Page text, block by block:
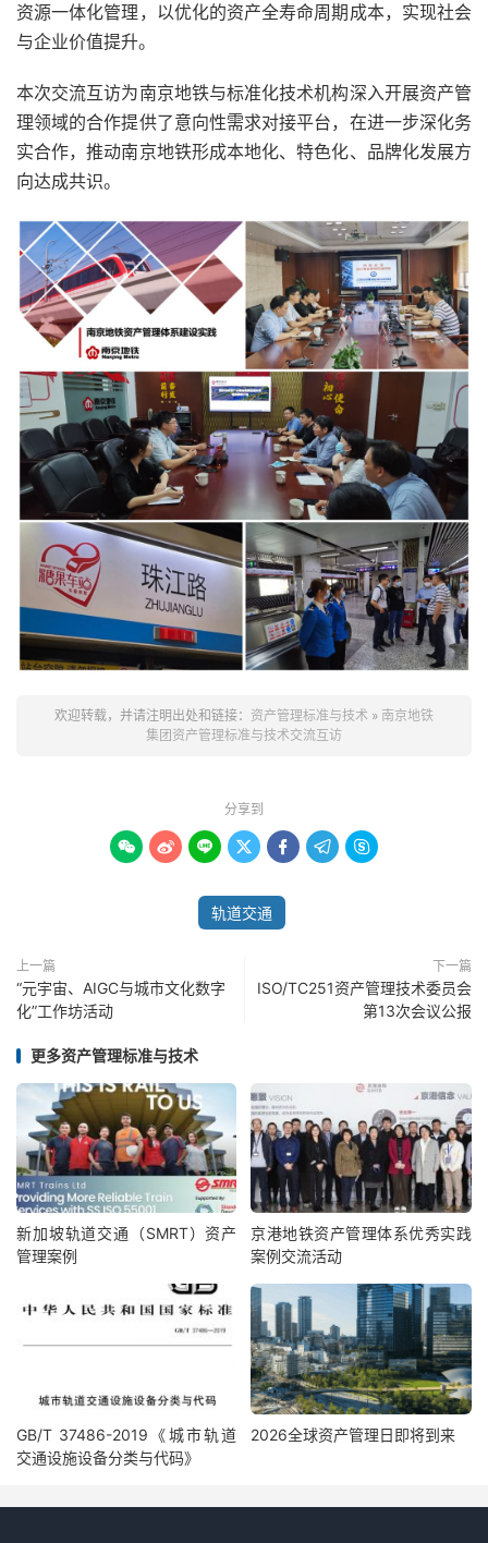
资源一体化管理，以优化的资产全寿命周期成本，实现社会
与企业价值提升。
本次交流互访为南京地铁与标准化技术机构深入开展资产管
理领域的合作提供了意向性需求对接平台，在进一步深化务
实合作，推动南京地铁形成本地化、特色化、品牌化发展方
向达成共识。
欢迎转载，并请注明出处和链接： 资产管理标准与技术 » 南京地铁
集团资产管理标准与技术交流互访
分享到
      
轨道交通
上一篇
“元宇宙、AIGC与城市文化数字
化”工作坊活动
下一篇
ISO/TC251资产管理技术委员会
第13次会议公报
更多资产管理标准与技术
新加坡轨道交通（SMRT）资产
管理案例
京港地铁资产管理体系优秀实践
案例交流活动
GB/T 37486-2019《城市轨道
交通设施设备分类与代码》
2026全球资产管理日即将到来